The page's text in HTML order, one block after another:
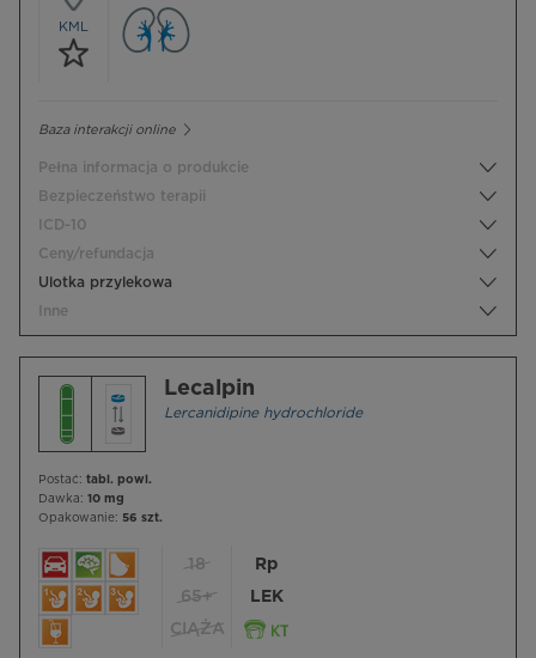
KML
Baza interakcji online
Pełna informacja o produkcie
Bezpieczeństwo terapii
ICD-10
Ceny/refundacja
Ulotka przylekowa
Inne
Lecalpin
Lercanidipine hydrochloride
Postać: tabl. powl.
Dawka: 10 mg
Opakowanie: 56 szt.
18
65+
CIĄŻA
Rp
LEK